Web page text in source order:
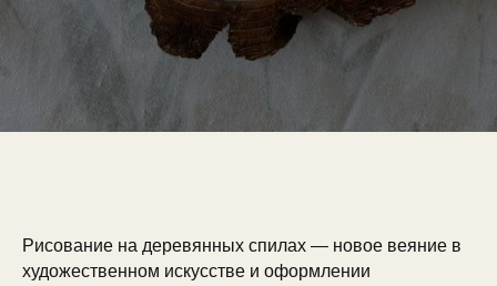
Рисование на деревянных спилах — новое веяние в
художественном искусстве и оформлении